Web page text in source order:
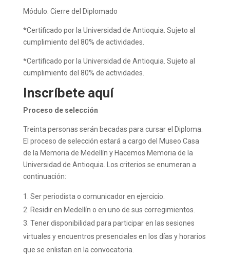
Módulo: Cierre del Diplomado
*Certificado por la Universidad de Antioquia. Sujeto al
cumplimiento del 80% de actividades.
*Certificado por la Universidad de Antioquia. Sujeto al
cumplimiento del 80% de actividades.
Inscríbete aquí
Proceso de selección
Treinta personas serán becadas para cursar el Diploma.
El proceso de selección estará a cargo del Museo Casa
de la Memoria de Medellín y Hacemos Memoria de la
Universidad de Antioquia. Los criterios se enumeran a
continuación:
Ser periodista o comunicador en ejercicio.
Residir en Medellín o en uno de sus corregimientos.
Tener disponibilidad para participar en las sesiones
virtuales y encuentros presenciales en los días y horarios
que se enlistan en la convocatoria.